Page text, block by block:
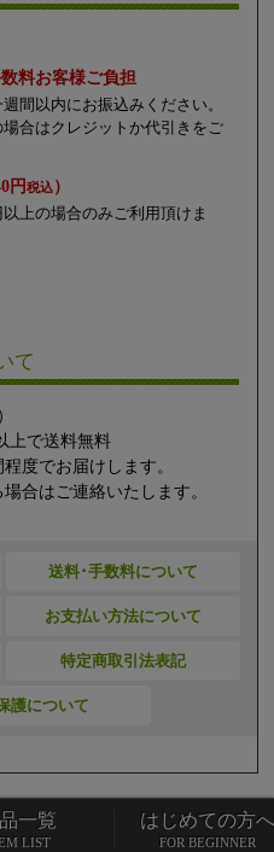
料お客様ご負担
間以内にお振込みください。
合はクレジットか代引きをご
円税込）
上の場合のみご利用頂けま
て
上で送料無料
度でお届けします。
合はご連絡いたします。
送料･手数料について
お支払い方法について
特定商取引法表記
護について
商品一覧
一覧
LIST
はじめての方へ
FOR BEGINNER